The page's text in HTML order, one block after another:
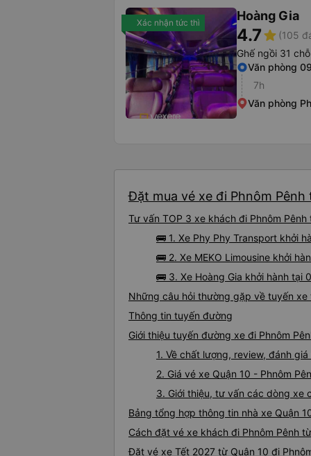
Xác nhận tức thì Hoàng Gia
4.7star (105
Ghế ngồi 31 chỗ
Văn phòng
7h
Văn phòng
Đặt mua vé xe đi Phnôm Pênh
Tư vấn TOP 3 xe khách đi Phnôm
🚌 1. Xe Phy Phy Transport khởi
🚌 2. Xe MEKO Limousine khởi
🚌 3. Xe Hoàng Gia khởi hành tại
Những câu hỏi thường gặp về tuyến xe
Thông tin tuyến đường
Giới thiệu tuyến đường xe đi Phnôm
1. Về chất lượng, review, đánh
2. Giá vé xe Quận 10 - Phnôm
3. Giới thiệu, tư vấn các dòng xe
Bảng tổng hợp thông tin nhà xe Quận
Cách đặt vé xe khách đi Phnôm Pênh
Đặt vé xe Tết 2027 từ Quận 10 đi